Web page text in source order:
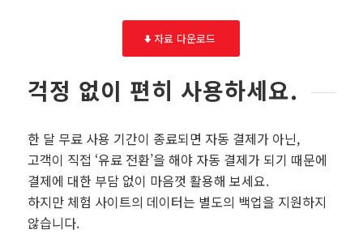
자료 다운로드
걱정 없이 편히 사용하세요.
한 달 무료 사용 기간이 종료되면 자동 결제가 아닌,
고객이 직접 ‘유료 전환’을 해야 자동 결제가 되기 때문에
결제에 대한 부담 없이 마음껏 활용해 보세요.
하지만 체험 사이트의 데이터는 별도의 백업을 지원하지
않습니다.